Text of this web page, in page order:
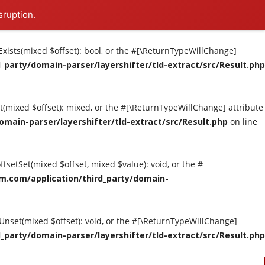
$offset): bool, or the #[\ReturnTypeWillChange]
domain-parser/layershifter/tld-extract/src/Result.php
$offset): mixed, or the #[\ReturnTypeWillChange] attribute
parser/layershifter/tld-extract/src/Result.php on line
$offset, mixed $value): void, or the #
application/third_party/domain-
$offset): void, or the #[\ReturnTypeWillChange]
domain-parser/layershifter/tld-extract/src/Result.php